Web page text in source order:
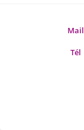
Mail
Tél